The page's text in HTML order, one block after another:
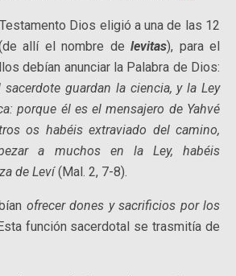
Dios eligió a una de las 12
allí el nombre delevitas), para el
debían anunciar la Palabra de Dios:
guardan la ciencia, y la Ley
porque él es el mensajero de Yahvé
os habéis extraviado del camino,
a muchos en la Ley, habéis
de Leví(Mal. 2, 7-8).
ofrecer dones y sacrificios por los
función sacerdotal se trasmitía de